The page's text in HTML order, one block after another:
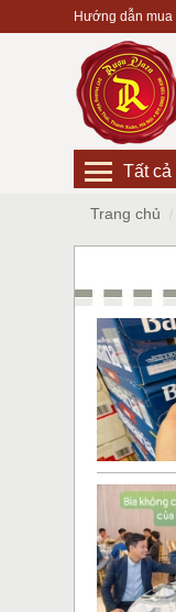
Hướng dẫn mua
Tất cả
Trang chủ